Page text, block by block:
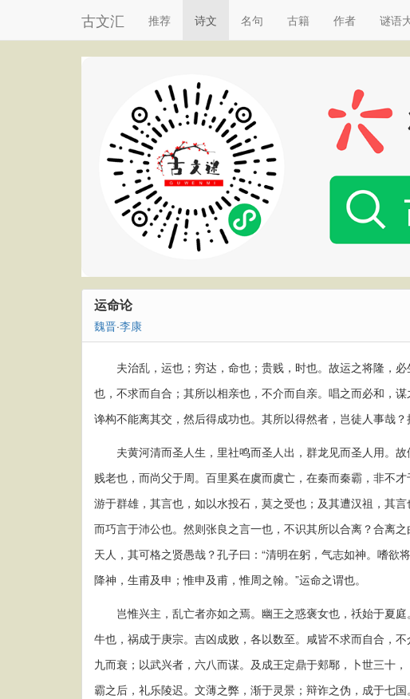
古文汇 推荐 诗文 名句 古籍 作者 谜语
运命论
魏晋·李康
夫治乱，运也；穷达，命也；贵贱，时也。故运之将隆，必
也，不求而自合；其所以相亲也，不介而自亲。唱之而必和，
谗构不能离其交，然后得成功也。其所以得然者，岂徒人事哉？
夫黄河清而圣人生，里社鸣而圣人出，群龙见而圣人用。故
贱老也，而尚父于周。百里奚在虞而虞亡，在秦而秦霸，非不
游于群雄，其言也，如以水投石，莫之受也；及其遭汉祖，其
而巧言于沛公也。然则张良之言一也，不识其所以合离？合离
天人，其可格之贤愚哉？孔子曰：“清明在躬，气志如神。嗜欲
降神，生甫及申；惟申及甫，惟周之翰。”运命之谓也。
岂惟兴主，乱亡者亦如之焉。幽王之惑褒女也，祅始于夏庭
牛也，祸成于庚宗。吉凶成败，各以数至。咸皆不求而自合，
九而衰；以武兴者，六八而谋。及成王定鼎于郏鄏，卜世三十
霸之后，礼乐陵迟。文薄之弊，渐于灵景；辩诈之伪，成于七